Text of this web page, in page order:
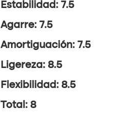
Estabilidad: 7.5
Agarre: 7.5
Amortiguación: 7.5
Ligereza: 8.5
Flexibilidad: 8.5
Total: 8